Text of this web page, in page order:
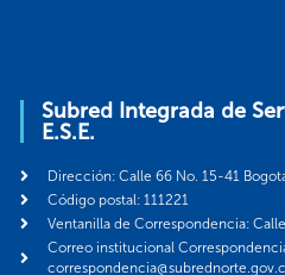
Subred Integrada de
E.S.E.
Dirección: Calle 66 No. 15-41
Código postal: 111221
Ventanilla de Correspondencia:
Correo institucional